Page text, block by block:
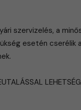
szervizelés, a
esetén cserélik